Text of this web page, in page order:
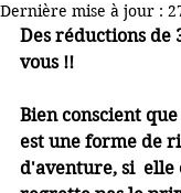
Dernière mise à jour :
Des réductions de
vous !!
Bien conscient
est une forme de
d'aventure, si  elle